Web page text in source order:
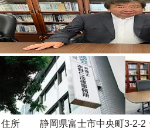
住所 静岡県富士市中央町3-2-